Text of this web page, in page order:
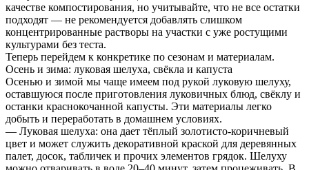
качестве компостирования, но учитывайте, что не все остатки
подходят — не рекомендуется добавлять слишком
концентрированные растворы на участки с уже ростущими
культурами без теста.
Теперь перейдем к конкретике по сезонам и материалам.
Осень и зима: луковая шелуха, свёкла и капуста
Осенью и зимой мы чаще имеем под рукой луковую шелуху,
оставшуюся после приготовления луковичных блюд, свёклу и
останки краснокочанной капусты. Эти материалы легко
добыть и переработать в домашнем условиях.
— Луковая шелуха: она дает тёплый золотисто-коричневый
цвет и может служить декоративной краской для деревянных
палет, досок, табличек и прочих элементов грядок. Шелуху